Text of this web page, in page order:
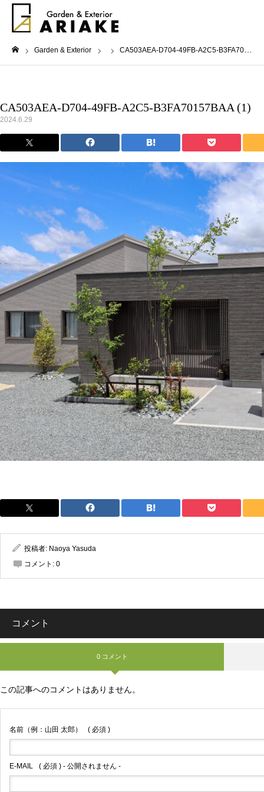
Garden & Exterior CA503AEA-D704-49FB-A2C5-B3FA70157BAA (1)
CA503AEA-D704-49FB-A2C5-B3FA70157BAA (1)
2024.6.29
投稿者: Naoya Yasuda
コメント: 0
コメント
0 コメント
この記事へのコメントはありません。
名前（例：山田 太郎） ( 必須 )
E-MAIL ( 必須 ) - 公開されません -